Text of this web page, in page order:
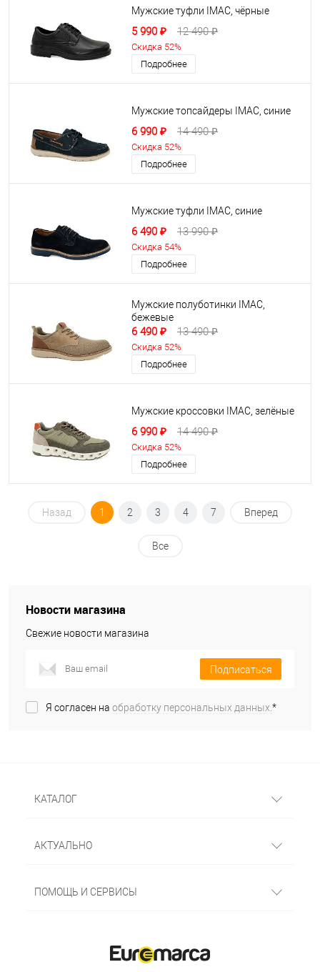
Мужские туфли IMAC, чёрные
5 990 ₽ 12 490 ₽
Скидка 52%
Подробнее
Мужские топсайдеры IMAC, синие
6 990 ₽ 14 490 ₽
Скидка 52%
Подробнее
Мужские туфли IMAC, синие
6 490 ₽ 13 990 ₽
Скидка 54%
Подробнее
Мужские полуботинки IMAC,
бежевые
6 490 ₽ 13 490 ₽
Скидка 52%
Подробнее
Мужские кроссовки IMAC, зелёные
6 990 ₽ 14 490 ₽
Скидка 52%
Подробнее
Назад 1 2 3 4 7 Вперед
Все
Новости магазина
Свежие новости магазина
Подписаться
Я согласен на обработку персональных данных.*
КАТАЛОГ
АКТУАЛЬНО
ПОМОЩЬ И СЕРВИСЫ